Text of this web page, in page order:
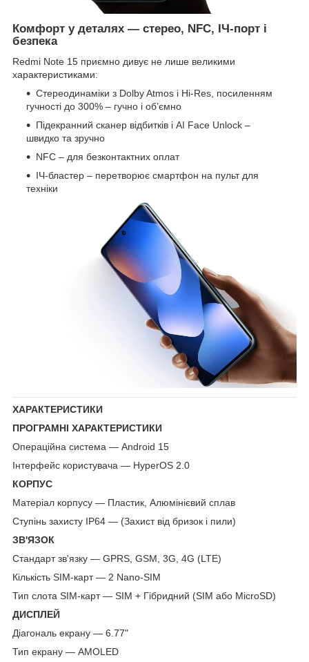
Комфорт у деталях — стерео, NFC, ІЧ-порт і
безпека
Redmi Note 15 приємно дивує не лише великими
характеристиками:
Стереодинаміки з Dolby Atmos і Hi-Res, посиленням
гучності до 300% – гучно і об’ємно
Підекранний сканер відбитків і AI Face Unlock –
швидко та зручно
NFC – для безконтактних оплат
ІЧ-бластер – перетворює смартфон на пульт для
техніки
ХАРАКТЕРИСТИКИ
ПРОГРАМНІ ХАРАКТЕРИСТИКИ
Операційна система — Android 15
Інтерфейс користувача — HyperOS 2.0
КОРПУС
Матеріал корпусу — Пластик, Алюмінієвий сплав
Ступінь захисту IP64 — (Захист від бризок і пили)
ЗВ'ЯЗОК
Стандарт зв'язку — GPRS, GSM, 3G, 4G (LTE)
Кількість SIM-карт — 2 Nano-SIM
Тип слота SIM-карт — SIM + Гібридний (SIM або MicroSD)
ДИСПЛЕЙ
Діагональ екрану — 6.77"
Тип екрану — AMOLED